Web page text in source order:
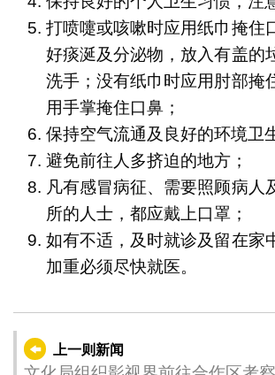
打喷嚏或咳嗽时应用纸巾掩住
好痰涎及分泌物，放入有盖的
洗手；没有纸巾时应用肘部掩
用手掌掩住口鼻；
保持空气流通及良好的环境卫
避免前往人多挤迫的地方；
凡有感冒病征、需要照顾病人
所的人士，都应戴上口罩；
如有不适，及时就诊及留在家
加重必须尽快就医。
上一则新闻